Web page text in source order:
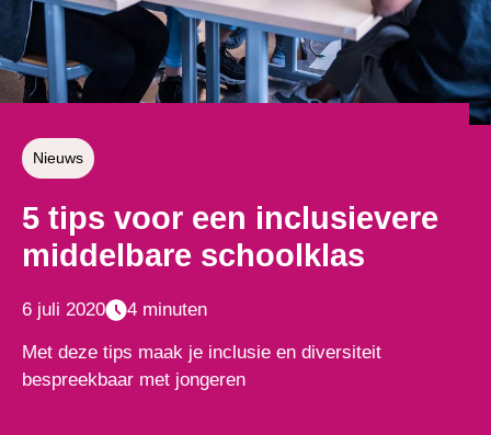
Nieuws
5 tips voor een inclusievere
middelbare schoolklas
6 juli 2020 4 minuten
Met deze tips maak je inclusie en diversiteit
bespreekbaar met jongeren